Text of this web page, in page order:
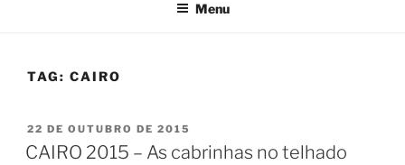
Menu
TAG: CAIRO
PUBLICADO
EM
22 DE OUTUBRO DE 2015
CAIRO 2015 – As cabrinhas no telhado